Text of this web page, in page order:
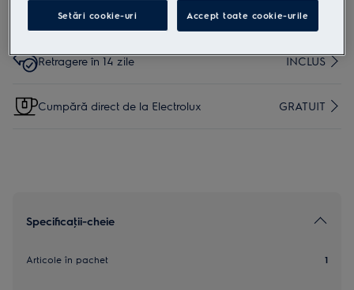
Livrare inclusă pentru comenzi mai mari de 4999
15 lei
Retragere în 14 zile INCLUS
Cumpără direct de la Electrolux GRATUIT
Specificaţii-cheie
Articole în pachet 1
Setări cookie-uri Accept toate cookie-urile